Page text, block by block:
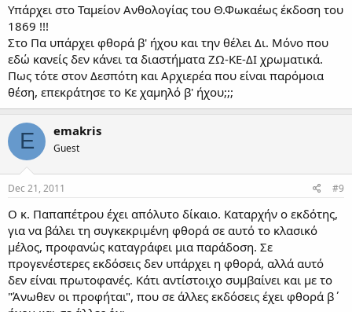
Υπάρχει στο Ταμείον Ανθολογίας του Θ.Φωκαέως έκδοση του
1869 !!!
Στο Πα υπάρχει φθορά β' ήχου και την θέλει Δι. Μόνο που
εδώ κανείς δεν κάνει τα διαστήματα ΖΩ-ΚΕ-ΔΙ χρωματικά.
Πως τότε στον Δεσπότη και Αρχιερέα που είναι παρόμοια
θέση, επεκράτησε το Κε χαμηλό β' ήχου;;;
E emakris
Guest
Dec 21, 2011 #9
Ο κ. Παπαπέτρου έχει απόλυτο δίκαιο. Καταρχήν ο εκδότης,
για να βάλει τη συγκεκριμένη φθορά σε αυτό το κλασικό
μέλος, προφανώς καταγράφει μια παράδοση. Σε
προγενέστερες εκδόσεις δεν υπάρχει η φθορά, αλλά αυτό
δεν είναι πρωτοφανές. Κάτι αντίστοιχο συμβαίνει και με το
"Άνωθεν οι προφήται", που σε άλλες εκδόσεις έχει φθορά β΄